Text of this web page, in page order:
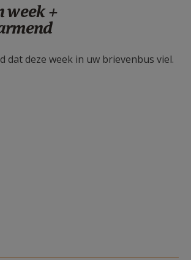
week +
dat deze week in uw brievenbus viel.